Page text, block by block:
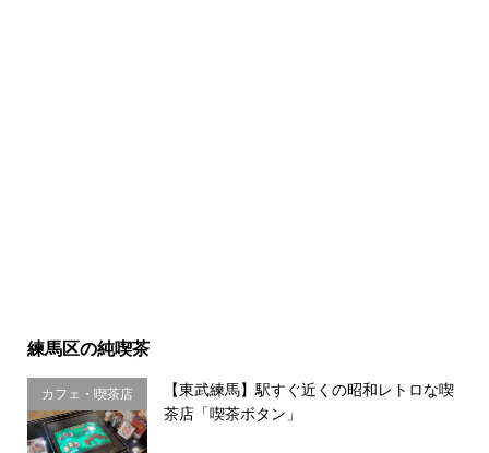
練馬区の純喫茶
カフェ・喫茶店
【東武練馬】駅すぐ近くの昭和レトロな喫
茶店「喫茶ボタン」